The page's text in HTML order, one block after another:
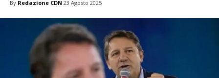
By Redazione CDN 23 Agosto 2025